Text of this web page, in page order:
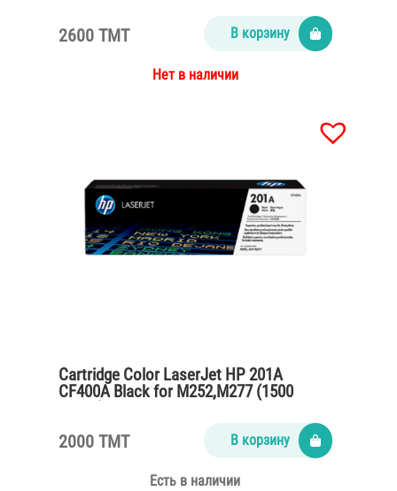
2600 TMT В корзину
Нет в наличии
Cartridge Color LaserJet HP 201A
CF400A Black for M252,M277 (1500
2000 TMT В корзину
Есть в наличии